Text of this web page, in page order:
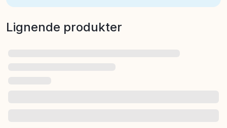
Lignende produkter